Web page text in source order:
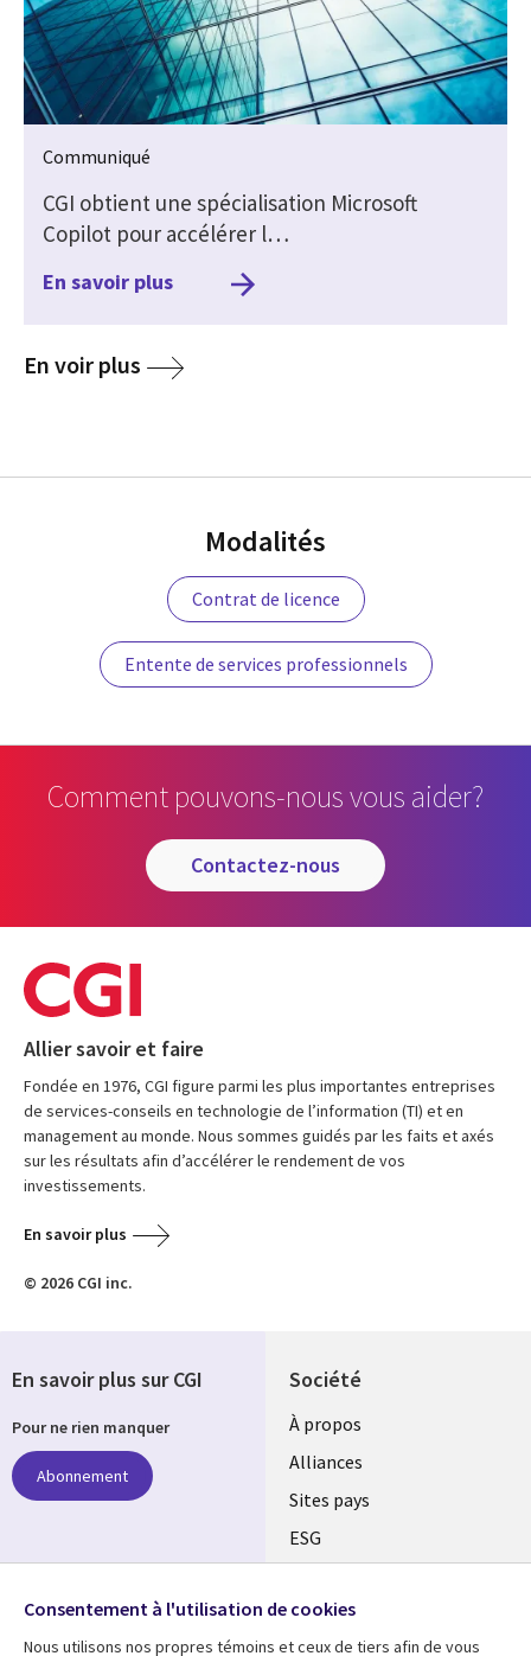
Communiqué
CGI obtient une spécialisation Microsoft
Copilot pour accélérer l…
En savoir plus
En voir plus media
Modalités
Contrat de licence
Entente de services professionnels
Comment pouvons-nous vous aider?
contactez-nous
Allier savoir et faire
Fondée en 1976, CGI figure parmi les plus importantes entreprises
de services-conseils en technologie de l’information (TI) et en
management au monde. Nous sommes guidés par les faits et axés
sur les résultats afin d’accélérer le rendement de vos
investissements.
En savoir plus
© 2026 CGI inc.
Société
À propos
Alliances
Sites pays
ESG
Fusions
Salle de presse
En savoir plus sur CGI
Pour ne rien manquer
Abonnement
Suivez-nous
Social
Consentement à l'utilisation de cookies
Nous utilisons nos propres témoins et ceux de tiers afin de vous